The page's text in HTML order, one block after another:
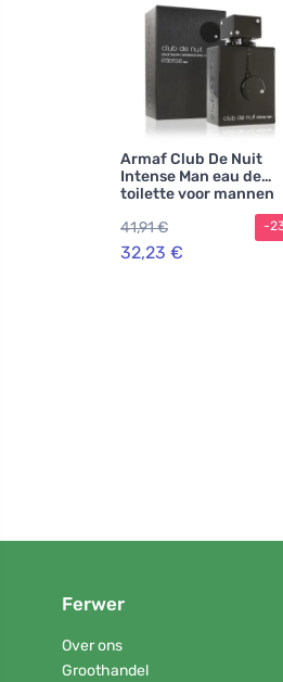
Armaf Club De Nuit
Intense Man eau de
toilette voor mannen
41,91 €
32,23 €
-
Ferwer
Over ons
Groothandel